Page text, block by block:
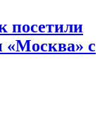
посетили
«Москва» с